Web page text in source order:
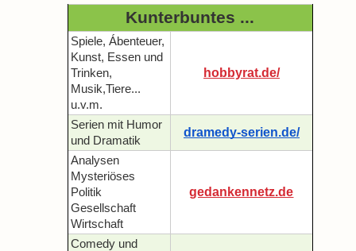
Kunterbuntes ...
Spiele, Ábenteuer,
Kunst, Essen und
Trinken,
Musik,Tiere...
u.v.m.
hobbyrat.de/
Serien mit Humor
und Dramatik
dramedy-serien.de/
Analysen
Mysteriöses
Politik
Gesellschaft
Wirtschaft
gedankennetz.de
Comedy und